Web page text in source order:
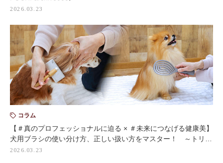
2026.03.23
コラム
【＃真のプロフェッショナルに迫る × ＃未来につなげる健康美】
犬用ブラシの使い分け方、正しい扱い方をマスター！ ～トリ…
2026.03.23